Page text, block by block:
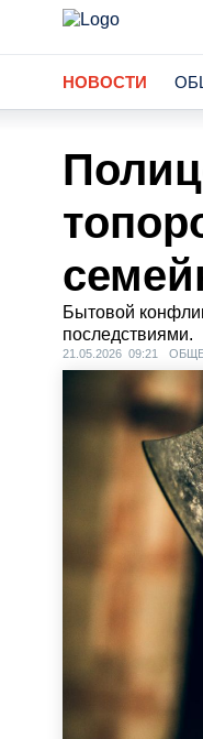
Кузбасса
НОВОСТИ
Бытовой
последствиями.
21.05.2026 09:21